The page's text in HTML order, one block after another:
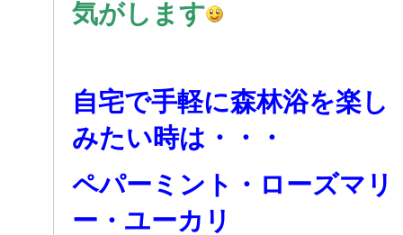
気がします
自宅で手軽に森林浴を楽し
みたい時は・・・
ペパーミント・ローズマリ
ー・ユーカリ